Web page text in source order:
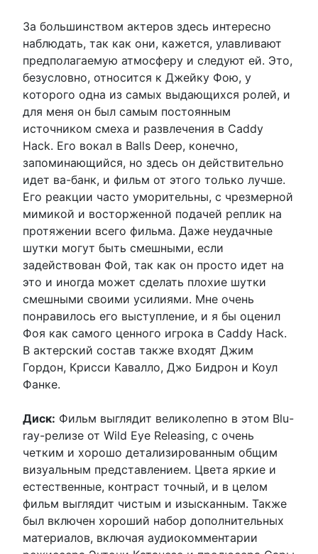
За большинством актеров здесь интересно
наблюдать, так как они, кажется, улавливают
предполагаемую атмосферу и следуют ей. Это,
безусловно, относится к Джейку Фою, у
которого одна из самых выдающихся ролей, и
для меня он был самым постоянным
источником смеха и развлечения в Caddy
Hack. Его вокал в Balls Deep, конечно,
запоминающийся, но здесь он действительно
идет ва-банк, и фильм от этого только лучше.
Его реакции часто уморительны, с чрезмерной
мимикой и восторженной подачей реплик на
протяжении всего фильма. Даже неудачные
шутки могут быть смешными, если
задействован Фой, так как он просто идет на
это и иногда может сделать плохие шутки
смешными своими усилиями. Мне очень
понравилось его выступление, и я бы оценил
Фоя как самого ценного игрока в Caddy Hack.
В актерский состав также входят Джим
Гордон, Крисси Кавалло, Джо Бидрон и Коул
Фанке.
Диск: Фильм выглядит великолепно в этом Blu-
ray-релизе от Wild Eye Releasing, с очень
четким и хорошо детализированным общим
визуальным представлением. Цвета яркие и
естественные, контраст точный, и в целом
фильм выглядит чистым и изысканным. Также
был включен хороший набор дополнительных
материалов, включая аудиокомментарии